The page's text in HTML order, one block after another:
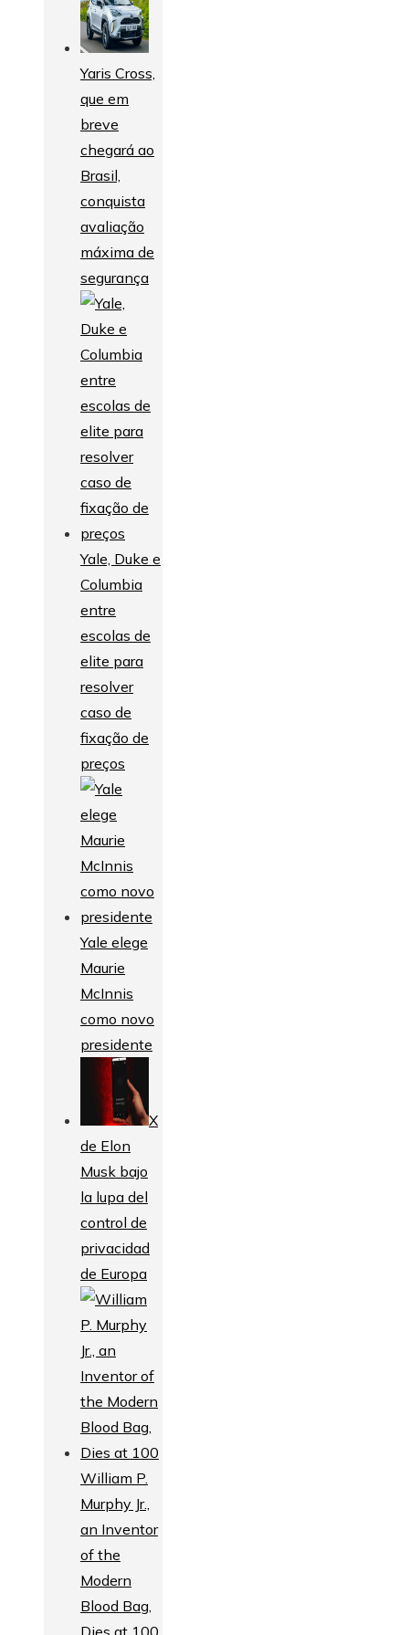
Yaris Cross,
que em
breve
chegará ao
Brasil,
conquista
avaliação
máxima de
segurança
Yale, Duke e
Columbia
entre
escolas de
elite para
resolver
caso de
fixação de
preços
Yale elege
Maurie
McInnis
como novo
presidente
X
de Elon
Musk bajo
la lupa del
control de
privacidad
de Europa
William P.
Murphy Jr.,
an Inventor
of the
Modern
Blood Bag,
Dies at 100